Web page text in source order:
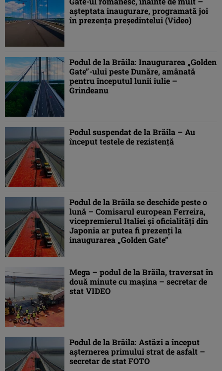
așteptata inaugurare, programată joi
în prezența președintelui (Video)
Podul de la Brăila: Inaugurarea „Golden
Gate”-ului peste Dunăre, amânată
pentru începutul lunii iulie –
Grindeanu
Podul suspendat de la Brăila – Au
început testele de rezistenţă
Podul de la Brăila se deschide peste o
lună – Comisarul european Ferreira,
vicepremierul Italiei şi oficialităţi din
Japonia ar putea fi prezenţi la
inaugurarea „Golden Gate”
Mega – podul de la Brăila, traversat în
două minute cu mașina – secretar de
stat VIDEO
Podul de la Brăila: Astăzi a început
așternerea primului strat de asfalt –
secretar de stat FOTO